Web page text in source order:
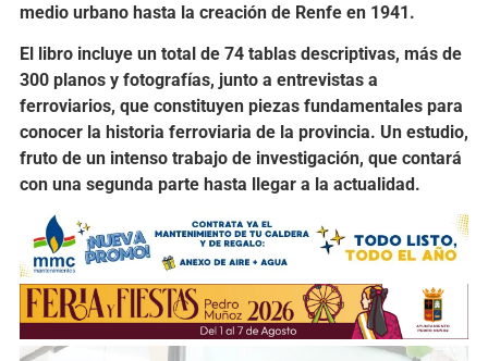
medio urbano hasta la creación de Renfe en 1941.
El libro incluye un total de 74 tablas descriptivas, más de
300 planos y fotografías, junto a entrevistas a
ferroviarios, que constituyen piezas fundamentales para
conocer la historia ferroviaria de la provincia. Un estudio,
fruto de un intenso trabajo de investigación, que contará
con una segunda parte hasta llegar a la actualidad.